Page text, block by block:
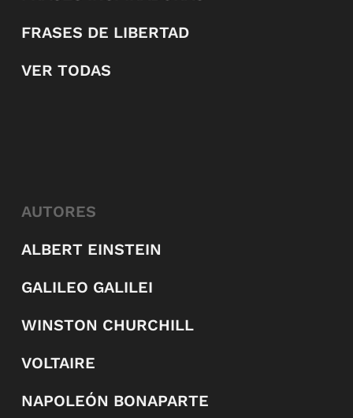
FRASES DE LIBERTAD
VER TODAS
AUTORES
ALBERT EINSTEIN
GALILEO GALILEI
WINSTON CHURCHILL
VOLTAIRE
NAPOLEÓN BONAPARTE